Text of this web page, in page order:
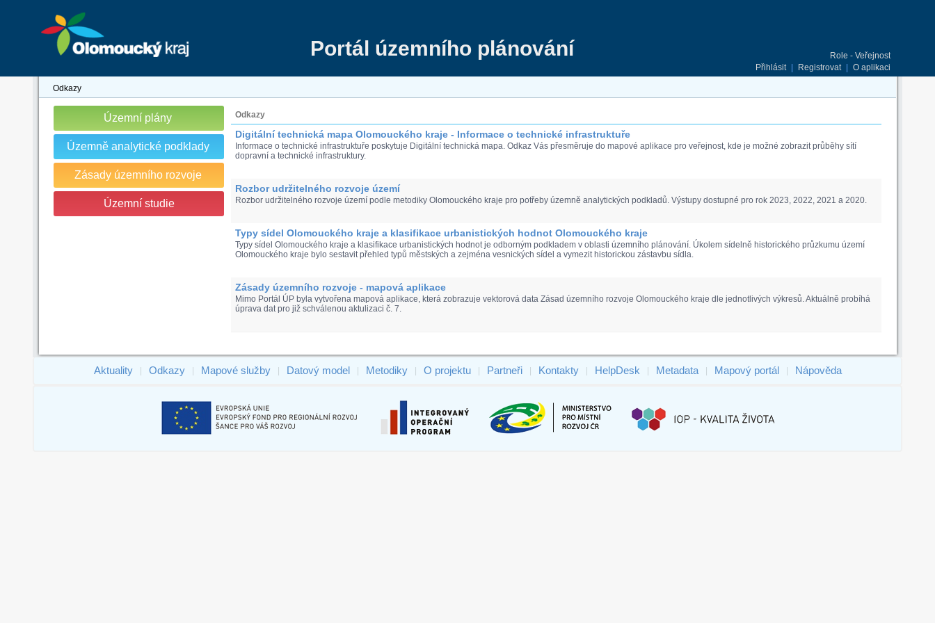
Portál územního plánování
Role - Veřejnost
Přihlásit
Registrovat O aplikaci
Odkazy
Územní plány
Územně analytické podklady
Zásady územního rozvoje
Územní studie
Odkazy
Digitální technická mapa Olomouckého kraje - Informace o technické infrastruktuře
Informace o technické infrastruktuře poskytuje Digitální technická mapa. Odkaz Vás přesměruje do mapové aplikace pro veřejnost, kde je možné zobrazit průběhy sítí
dopravní a technické infrastruktury.
Rozbor udržitelného rozvoje území
Rozbor udržitelného rozvoje území podle metodiky Olomouckého kraje pro potřeby územně analytických podkladů. Výstupy dostupné pro rok 2023, 2022, 2021 a 2020.
Typy sídel Olomouckého kraje a klasifikace urbanistických hodnot Olomouckého kraje
Typy sídel Olomouckého kraje a klasifikace urbanistických hodnot je odborným podkladem v oblasti územního plánování. Úkolem sídelně historického průzkumu území
Olomouckého kraje bylo sestavit přehled typů městských a zejména vesnických sídel a vymezit historickou zástavbu sídla.
Zásady územního rozvoje - mapová aplikace
Mimo Portál ÚP byla vytvořena mapová aplikace, která zobrazuje vektorová data Zásad územního rozvoje Olomouckého kraje dle jednotlivých výkresů. Aktuálně probíhá
úprava dat pro již schválenou aktulizaci č. 7.
Aktuality Odkazy Mapové služby Datový model Metodiky O projektu Partneři Kontakty HelpDesk Metadata Mapový portál Nápověda